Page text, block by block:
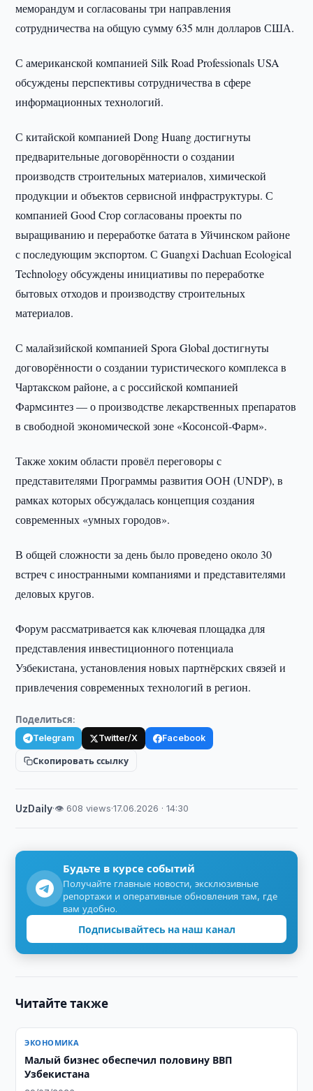
меморандум и согласованы три направления
сотрудничества на общую сумму 635 млн долларов США.
С американской компанией Silk Road Professionals USA
обсуждены перспективы сотрудничества в сфере
информационных технологий.
С китайской компанией Dong Huang достигнуты
предварительные договорённости о создании
производств строительных материалов, химической
продукции и объектов сервисной инфраструктуры. С
компанией Good Crop согласованы проекты по
выращиванию и переработке батата в Уйчинском районе
с последующим экспортом. С Guangxi Dachuan Ecological
Technology обсуждены инициативы по переработке
бытовых отходов и производству строительных
материалов.
С малайзийской компанией Spora Global достигнуты
договорённости о создании туристического комплекса в
Чартакском районе, а с российской компанией
Фармсинтез — о производстве лекарственных препаратов
в свободной экономической зоне «Косонсой-Фарм».
Также хоким области провёл переговоры с
представителями Программы развития ООН (UNDP), в
рамках которых обсуждалась концепция создания
современных «умных городов».
В общей сложности за день было проведено около 30
встреч с иностранными компаниями и представителями
деловых кругов.
Форум рассматривается как ключевая площадка для
представления инвестиционного потенциала
Узбекистана, установления новых партнёрских связей и
привлечения современных технологий в регион.
Поделиться:
Telegram Twitter/X Facebook
Скопировать ссылку
UzDaily·👁 608 views·17.06.2026 · 14:30
Будьте в курсе событий
Получайте главные новости, эксклюзивные
репортажи и оперативные обновления там, где
вам удобно.
Подписывайтесь на наш канал
Читайте также
ЭКОНОМИКА
Малый бизнес обеспечил половину ВВП
Узбекистана